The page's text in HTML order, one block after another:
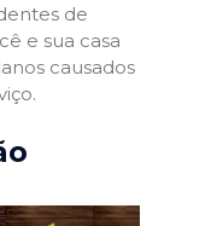
de
e sua casa
causados